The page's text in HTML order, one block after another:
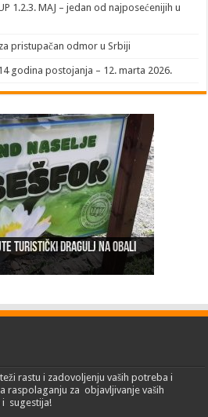
1.2.3. MAJ – jedan od najposećenijih u
pristupačan odmor u Srbiji
godina postojanja – 12. marta 2026.
turistički dragulj na obali
kulenijada 8. juna
sezona na Gradskoj plaži u
od 6.do 9. jula
turizma „EMITT 2023“
rastu i zadovoljenju vaših potreba i
raspolaganju za objavljivanje vaših
i sugestija!